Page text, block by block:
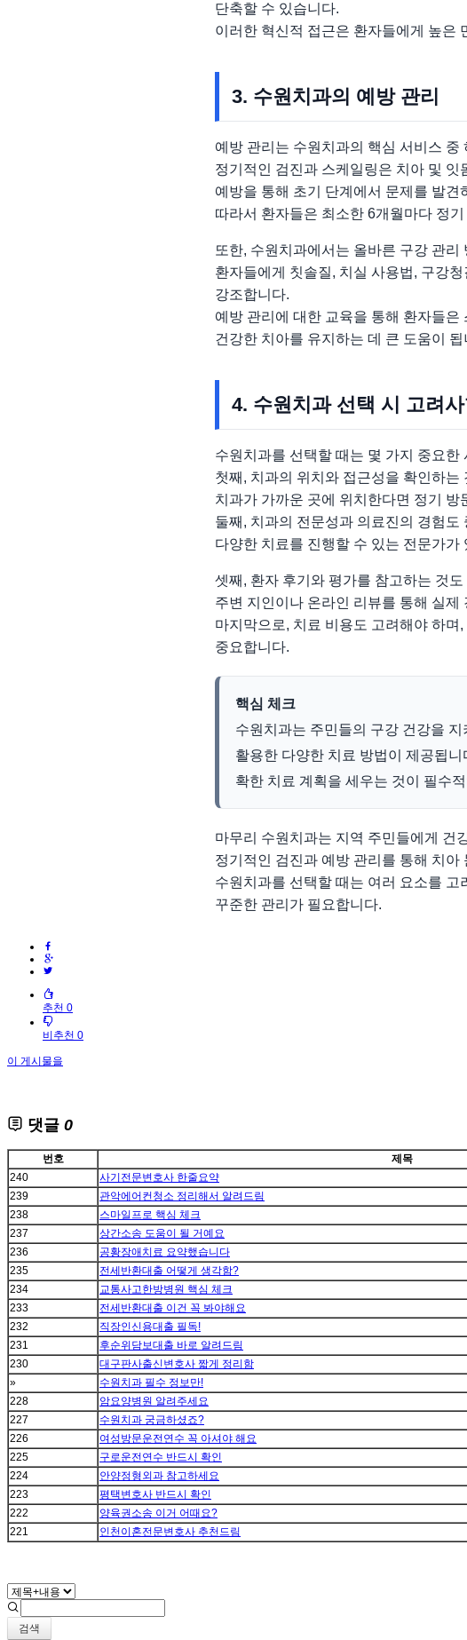
단축할 수 있습니다.
이러한 혁신적 접근은 환자들에게 높은
3. 수원치과의 예방 관리
예방 관리는 수원치과의 핵심 서비스 중
정기적인 검진과 스케일링은 치아 및
예방을 통해 초기 단계에서 문제를 발
따라서 환자들은 최소한 6개월마다 정
또한, 수원치과에서는 올바른 구강 관
환자들에게 칫솔질, 치실 사용법, 구강
강조합니다.
예방 관리에 대한 교육을 통해 환자들
건강한 치아를 유지하는 데 큰 도움이 됩
4. 수원치과 선택 시 고려
수원치과를 선택할 때는 몇 가지 중요한
첫째, 치과의 위치와 접근성을 확인하는
치과가 가까운 곳에 위치한다면 정기
둘째, 치과의 전문성과 의료진의 경험도
다양한 치료를 진행할 수 있는 전문가
셋째, 환자 후기와 평가를 참고하는 것
주변 지인이나 온라인 리뷰를 통해 실
마지막으로, 치료 비용도 고려해야 하며
중요합니다.
핵심 체크
수원치과는 주민들의 구강 건강을
활용한 다양한 치료 방법이 제공됩
확한 치료 계획을 세우는 것이 필수
마무리 수원치과는 지역 주민들에게 건
정기적인 검진과 예방 관리를 통해 치
수원치과를 선택할 때는 여러 요소를
꾸준한 관리가 필요합니다.
추천 0
비추천 0
이 게시물을
댓글 0
번호 제목
240
사기전문변호사 한줄요약
239
관악에어컨청소 정리해서 알려드림
238
스마일프로 핵심 체크
237
상간소송 도움이 될 거예요
236
공황장애치료 요약했습니다
235
전세반환대출 어떻게 생각함?
234
교통사고한방병원 핵심 체크
233
전세반환대출 이건 꼭 봐야해요
232
직장인신용대출 필독!
231
후순위담보대출 바로 알려드림
230
대구판사출신변호사 짧게 정리함
»
수원치과 필수 정보만!
228
암요양병원 알려주세요
227
수원치과 궁금하셨죠?
226
여성방문운전연수 꼭 아셔야 해요
225
구로운전연수 반드시 확인
224
안양정형외과 참고하세요
223
평택변호사 반드시 확인
222
양육권소송 이거 어때요?
221
인천이혼전문변호사 추천드림
검색